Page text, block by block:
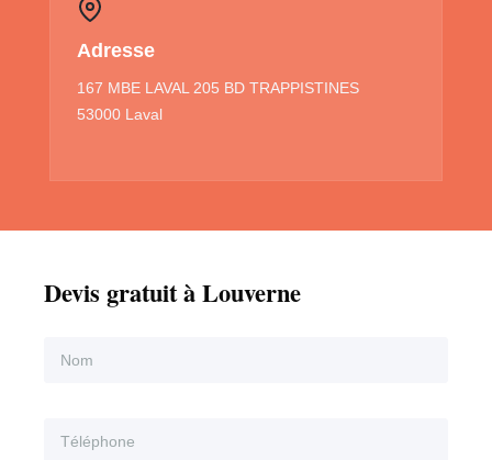
Adresse
167 MBE LAVAL 205 BD TRAPPISTINES
53000 Laval
Devis gratuit à Louverne